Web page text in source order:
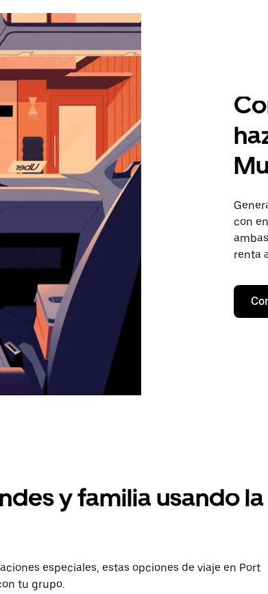
con
renta
y familia usando la
especiales, estas opciones de viaje en Port
tu grupo.